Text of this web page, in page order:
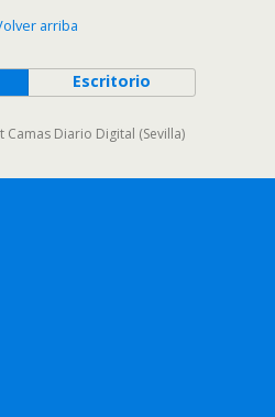
arriba
Escritorio
Diario Digital (Sevilla)